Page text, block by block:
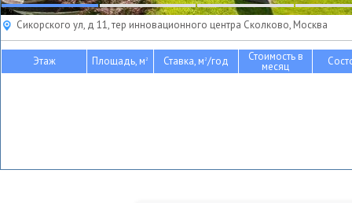
Сикорского ул, д 11, тер инновационного центра Сколково, Москва
Этаж Площадь, м2 Ставка, м2/год Стоимость в
месяц